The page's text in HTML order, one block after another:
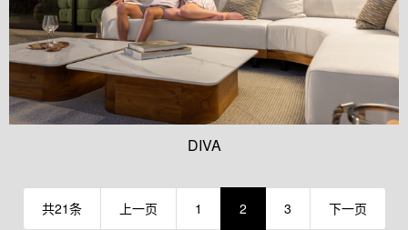
DIVA
共21条 上一页 1 2 3 下一页